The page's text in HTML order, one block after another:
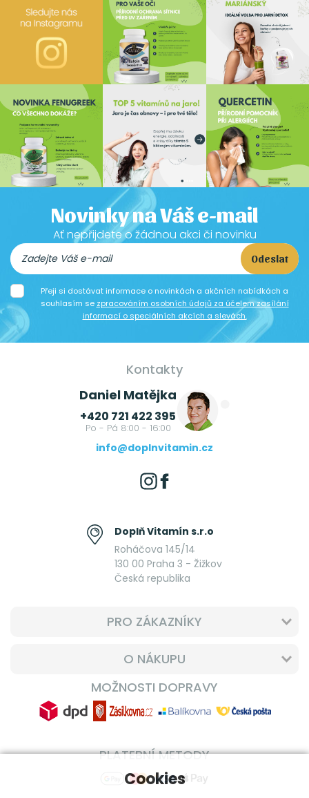
Novinky na Váš e-mail
Ať nepřijdete o žádnou akci či novinku
Odeslat
Přeji si dostávat informace o novinkách a akčních nabídkách a
souhlasím se zpracováním osobních údajů za účelem zasílání
informací o speciálních akcích a slevách.
Kontakty
Daniel Matějka
+420 721 422 395
Po - Pá 8:00 - 16:00
info@doplnvitamin.cz
Doplň Vitamín s.r.o
Roháčova 145/14
130 00 Praha 3 - Žižkov
Česká republika
PRO ZÁKAZNÍKY
O NÁKUPU
MOŽNOSTI DOPRAVY
PLATEBNÍ METODY
Cookies